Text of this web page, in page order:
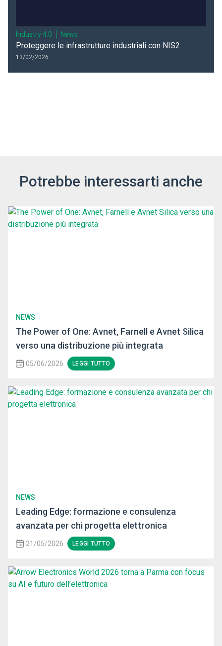
Industry 4.0 News
Proteggere le infrastrutture industriali con NIS2
13/02/2026
Potrebbe interessarti anche
NEWS
The Power of One: Avnet, Farnell e Avnet Silica
verso una distribuzione più integrata
05/06/2026 LEGGI TUTTO
NEWS
Leading Edge: formazione e consulenza
avanzata per chi progetta elettronica
21/05/2026 LEGGI TUTTO